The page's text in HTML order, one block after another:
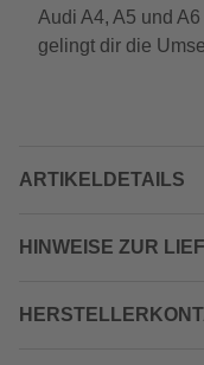
Audi A4, A5 und
gelingt dir die
ARTIKELDETAILS
HINWEISE ZUR